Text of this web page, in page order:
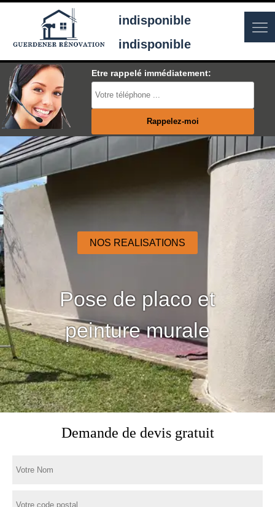
indisponible
indisponible
Etre rappelé immédiatement:
NOS REALISATIONS
Pose de placo et
peinture murale
Demande de devis gratuit